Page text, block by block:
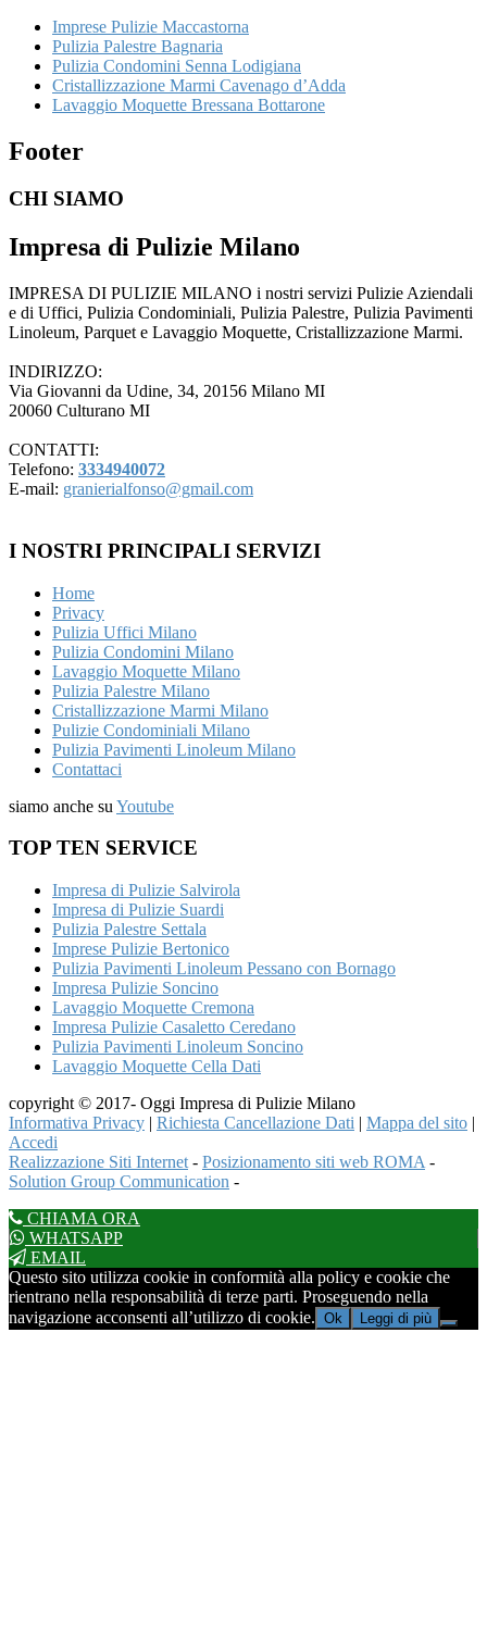
Imprese Pulizie Maccastorna
Pulizia Palestre Bagnaria
Pulizia Condomini Senna Lodigiana
Cristallizzazione Marmi Cavenago d’Adda
Lavaggio Moquette Bressana Bottarone
Footer
CHI SIAMO
Impresa di Pulizie Milano
IMPRESA DI PULIZIE MILANO i nostri servizi Pulizie Aziendali
e di Uffici, Pulizia Condominiali, Pulizia Palestre, Pulizia Pavimenti
Linoleum, Parquet e Lavaggio Moquette, Cristallizzazione Marmi.
INDIRIZZO:
Via Giovanni da Udine, 34, 20156 Milano MI
20060 Culturano MI
CONTATTI:
Telefono: 3334940072
E-mail: granierialfonso@gmail.com
I NOSTRI PRINCIPALI SERVIZI
Home
Privacy
Pulizia Uffici Milano
Pulizia Condomini Milano
Lavaggio Moquette Milano
Pulizia Palestre Milano
Cristallizzazione Marmi Milano
Pulizie Condominiali Milano
Pulizia Pavimenti Linoleum Milano
Contattaci
siamo anche su Youtube
TOP TEN SERVICE
Impresa di Pulizie Salvirola
Impresa di Pulizie Suardi
Pulizia Palestre Settala
Imprese Pulizie Bertonico
Pulizia Pavimenti Linoleum Pessano con Bornago
Impresa Pulizie Soncino
Lavaggio Moquette Cremona
Impresa Pulizie Casaletto Ceredano
Pulizia Pavimenti Linoleum Soncino
Lavaggio Moquette Cella Dati
copyright © 2017- Oggi Impresa di Pulizie Milano
Informativa Privacy | Richiesta Cancellazione Dati | Mappa del sito |
Accedi
Realizzazione Siti Internet - Posizionamento siti web ROMA -
Solution Group Communication -
CHIAMA ORA
WHATSAPP
EMAIL
Questo sito utilizza cookie in conformità alla policy e cookie che
rientrano nella responsabilità di terze parti. Proseguendo nella
navigazione acconsenti all’utilizzo di cookie. Ok Leggi di più